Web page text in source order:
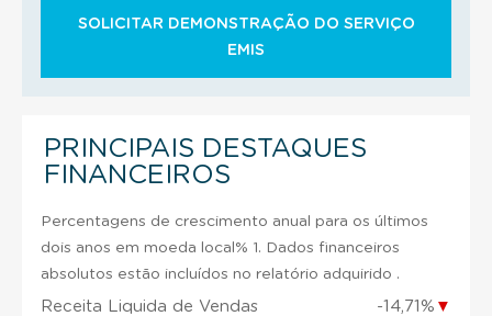
SOLICITAR DEMONSTRAÇÃO DO SERVIÇO
EMIS
PRINCIPAIS DESTAQUES
FINANCEIROS
Percentagens de crescimento anual para os últimos
dois anos em moeda local% 1. Dados financeiros
absolutos estão incluídos no relatório adquirido .
Receita Liquida de Vendas -14,71% ▼